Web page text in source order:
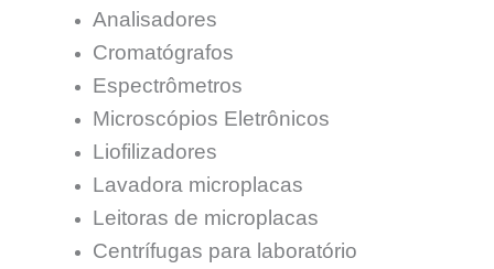
Analisadores
Cromatógrafos
Espectrômetros
Microscópios Eletrônicos
Liofilizadores
Lavadora microplacas
Leitoras de microplacas
Centrífugas para laboratório